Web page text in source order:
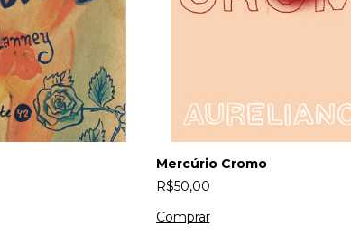
Mercúrio Cromo
R$50,00